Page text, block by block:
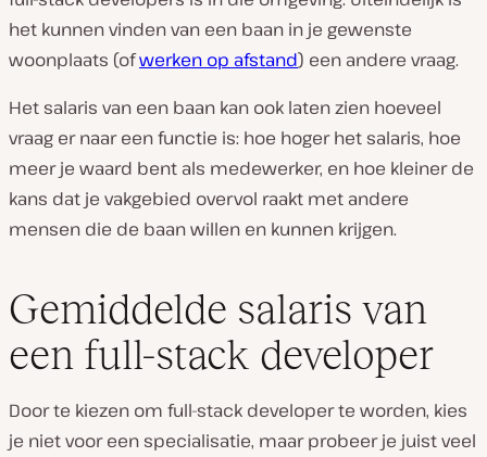
het kunnen vinden van een baan in je gewenste
woonplaats (ofwerken op afstand) een andere vraag.
Het salaris van een baan kan ook laten zien hoeveel
vraag er naar een functie is: hoe hoger het salaris, hoe
meer je waard bent als medewerker, en hoe kleiner de
kans dat je vakgebied overvol raakt met andere
mensen die de baan willen en kunnen krijgen.
Gemiddelde salaris van
een full-stack developer
Door te kiezen om full-stack developer te worden, kies
je niet voor een specialisatie, maar probeer je juist veel